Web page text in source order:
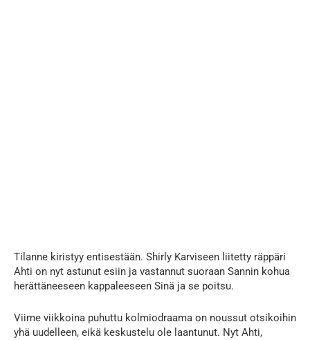
Tilanne kiristyy entisestään. Shirly Karviseen liitetty räppäri
Ahti on nyt astunut esiin ja vastannut suoraan Sannin kohua
herättäneeseen kappaleeseen Sinä ja se poitsu.
Viime viikkoina puhuttu kolmiodraama on noussut otsikoihin
yhä uudelleen, eikä keskustelu ole laantunut. Nyt Ahti,